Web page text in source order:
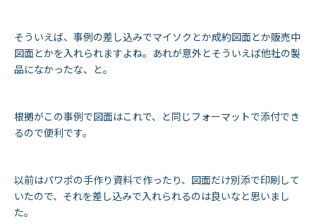
そういえば、事例の差し込みでマイソクとか成約図面とか販売中
図面とかを入れられますよね。あれが意外とそういえば他社の製
品になかったな、と。
根拠がこの事例で図面はこれで、と同じフォーマットで添付でき
るので便利です。
以前はパワポの手作り資料で作ったり、図面だけ別添で印刷して
いたので、それを差し込みで入れられるのは良いなと思いまし
た。